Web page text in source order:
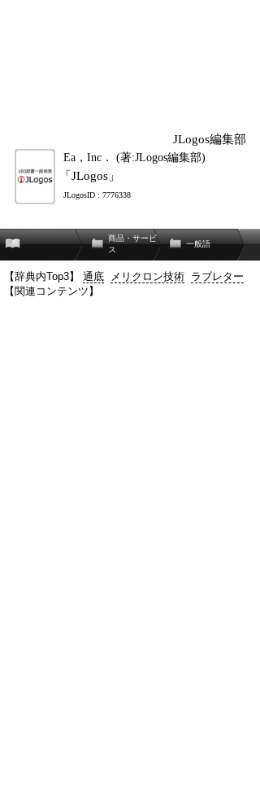
JLogos編集部
Ea，Inc． (著:JLogos編集部)
「JLogos」
JLogosID : 7776338
商品・サービ
ス
一般語
【辞典内Top3】 通底 メリクロン技術 ラブレター
【関連コンテンツ】